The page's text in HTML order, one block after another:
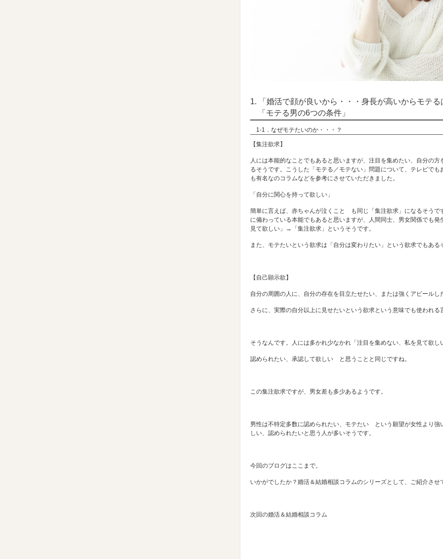
1. 「婚活で顔が良いから・・・身長が高いからモテる
「モテる男の6つの条件」
1-1．なぜモテたいのか・・・？
【集注欲求】
人には本能的なことでもあると思いますが、注目を集めたい、自分の
るそうです。こうした「モテる／モテない」問題について、テレビで
も有名なのコラムなどを参考にさせていただきました。
「自分に関心を持って欲しい」
簡単に言えば、赤ちゃんが泣くこと も同じ「集注欲求」になるそうで
に備わっている本能でもあると思いますが、人間同士、男女関係でも
見て欲しい」→「集注欲求」というそうです。
また、モテたいという欲求は「自分は変わりたい」という欲求でもある
【自己顕示欲】
自分の周囲の人に、自分の存在を目立たせたい、または強くアピールし
さらに、実際の自分以上に見せたいという欲求という意味でも使われる
そうなんです。人には多かれ少なかれ「注目を集めない、私を見て欲し
認められたい、承認して欲しい と思うことと同じですね。
この集注欲求ですが、男女差も多少あるようです。
男性は不特定多数に認められたい、モテたい という願望が女性より強
しい、認められたいと思う人が多いそうです。
今回のブログはここまで。
いかがでしたか？婚活＆結婚相談コラムのシリーズとして、ご紹介させ
次回の婚活＆結婚相談コラム